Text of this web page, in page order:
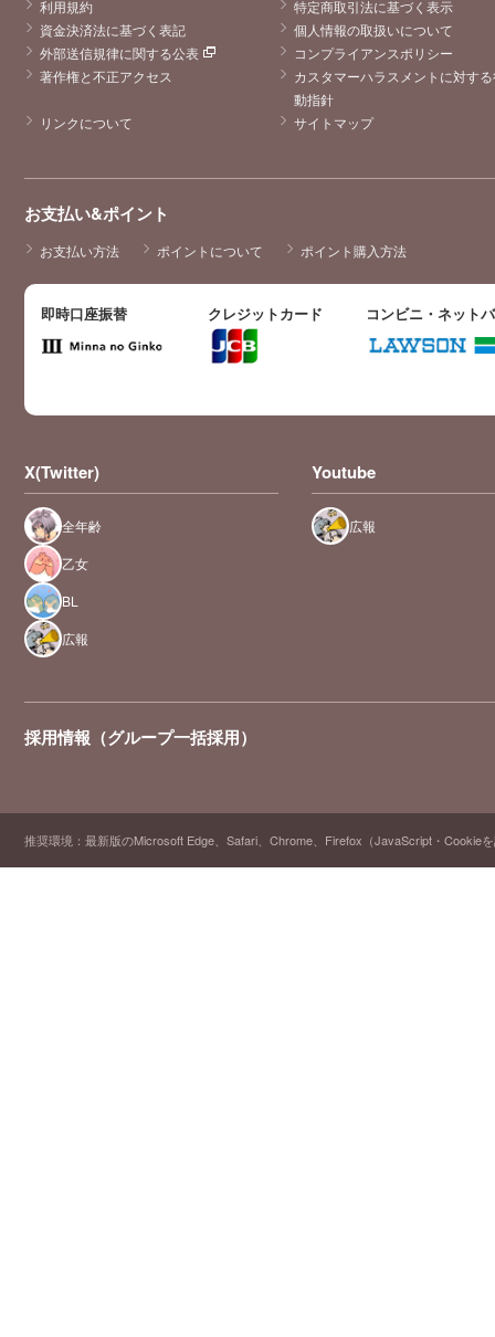
利用規約
特定商取引法に基づく表示
資金決済法に基づく表記
個人情報の取扱いについて
外部送信規律に関する公表
コンプライアンスポリシー
著作権と不正アクセス
カスタマーハラスメントに対す
動指針
リンクについて
サイトマップ
お支払い&ポイント
お支払い方法 ポイントについて ポイント購入方法
即時口座振替 クレジットカード コンビニ・ネット
X(Twitter)
全年齢
乙女
BL
広報
Youtube
広報
採用情報（グループ一括採用）
推奨環境：最新版のMicrosoft Edge、Safari、Chrome、Firefox（JavaScript・Cookie